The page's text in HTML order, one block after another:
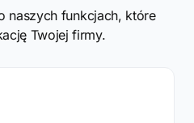
naszych funkcjach, które
Twojej firmy.